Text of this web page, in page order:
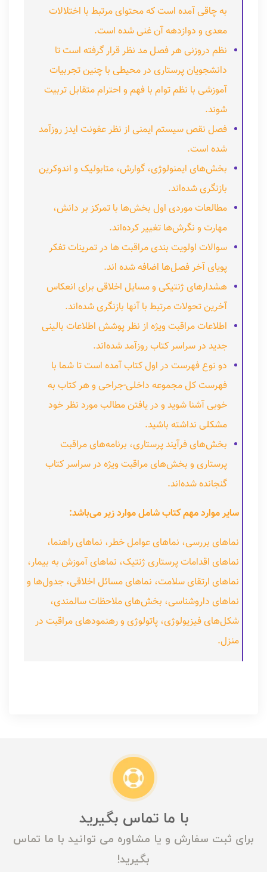
به چاقی آمده است که محتوای مرتبط با اختلالات
معدی و دوازدهه آن غنی شده است.
نظم دروزنی هر فصل مد نظر قرار گرفته است تا
دانشجویان پرستاری در محیطی با چنین تجربیات
آموزشی با نظم توام با فهم و احترام متقابل تربیت
شوند.
فصل نقص سیستم ایمنی از نظر عفونت ایدز روزآمد
شده است.
بخش‌های ایمنولوژی، گوارش، متابولیک و اندوکرین
بازنگری شده‌اند.
مطالعات موردی اول بخش‌ها با تمرکز بر دانش،
مهارت و نگرش‌ها تغییر کرده‌اند.
سوالات اولویت بندی مراقبت ها در تمرینات تفکر
پویای آخر فصل‌ها اضافه شده اند.
هشدارهای ژنتیکی و مسایل اخلاقی برای انعکاس
آخرین تحولات مرتبط با آنها بازنگری شده‌اند.
اطلاعات مراقبت ویژه از نظر پوشش اطلاعات بالینی
جدید در سراسر کتاب روزآمد شده‌اند.
دو نوع فهرست در اول کتاب آمده است تا شما با
فهرست کل مجموعه داخلی-جراحی و هر کتاب به
خوبی آشنا شوید و در یافتن مطالب مورد نظر خود
مشکلی نداشته باشید.
بخش‌های فرآیند پرستاری، برنامه‌های مراقبت
پرستاری و بخش‌های مراقبت ویژه در سراسر کتاب
گنجانده شده‌اند.
سایر موارد مهم کتاب شامل موارد زیر می‌باشد:
نماهای بررسی، نماهای عوامل خطر، نماهای راهنما،
نماهای اقدامات پرستاری ژنتیک، نماهای آموزش به بیمار،
نماهای ارتقای سلامت، نماهای مسائل اخلاقی، جدول‌ها و
نماهای داروشناسی، بخش‌های ملاحظات سالمندی،
شکل‌های فیزیولوژی، پاتولوژی و رهنمودهای مراقبت در
منزل.
با ما تماس بگیرید
برای ثبت سفارش و یا مشاوره می توانید با ما تماس
بگیرید!